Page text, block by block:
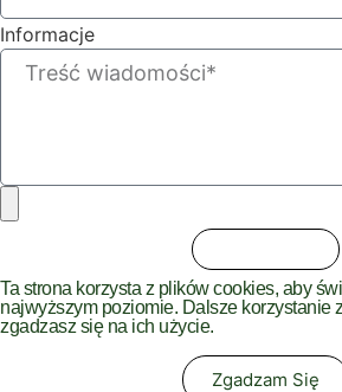
Informacje
Ta strona korzysta z plików cookies, aby
najwyższym poziomie. Dalsze korzystanie
zgadzasz się na ich użycie.
Zgadzam Się